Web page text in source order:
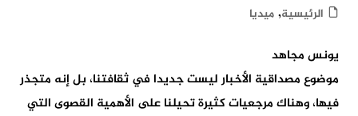
الرئيسية, ميديا
يونس مجاهد
موضوع مصداقية الأخبار ليست جديدا في ثقافتنا، بل إنه متجذر
فيها، وهناك مرجعيات كثيرة تحيلنا على الأهمية القصوى التي